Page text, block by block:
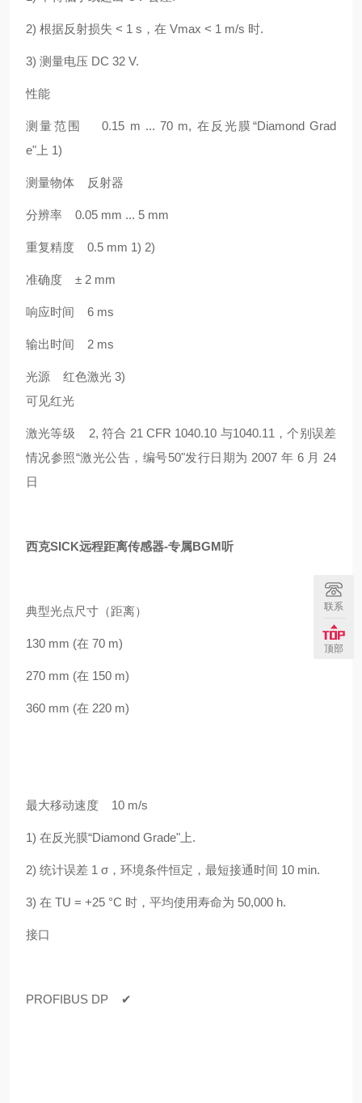
2) 根据反射损失 < 1 s，在 Vmax < 1 m/s 时.
3) 测量电压 DC 32 V.
性能
测量范围 0.15 m ... 70 m, 在反光膜“Diamond Grad
e"上 1)
测量物体 反射器
分辨率 0.05 mm ... 5 mm
重复精度 0.5 mm 1) 2)
准确度 ± 2 mm
响应时间 6 ms
输出时间 2 ms
光源 红色激光 3)
可见红光
激光等级 2, 符合 21 CFR 1040.10 与1040.11，个别误差
情况参照“激光公告，编号50"发行日期为 2007 年 6 月 24
日
西克SICK远程距离传感器-专属BGM听
典型光点尺寸（距离）
130 mm (在 70 m)
270 mm (在 150 m)
360 mm (在 220 m)
最大移动速度 10 m/s
1) 在反光膜“Diamond Grade"上.
2) 统计误差 1 σ，环境条件恒定，最短接通时间 10 min.
3) 在 TU = +25 °C 时，平均使用寿命为 50,000 h.
接口
PROFIBUS DP ✔
联系
顶部